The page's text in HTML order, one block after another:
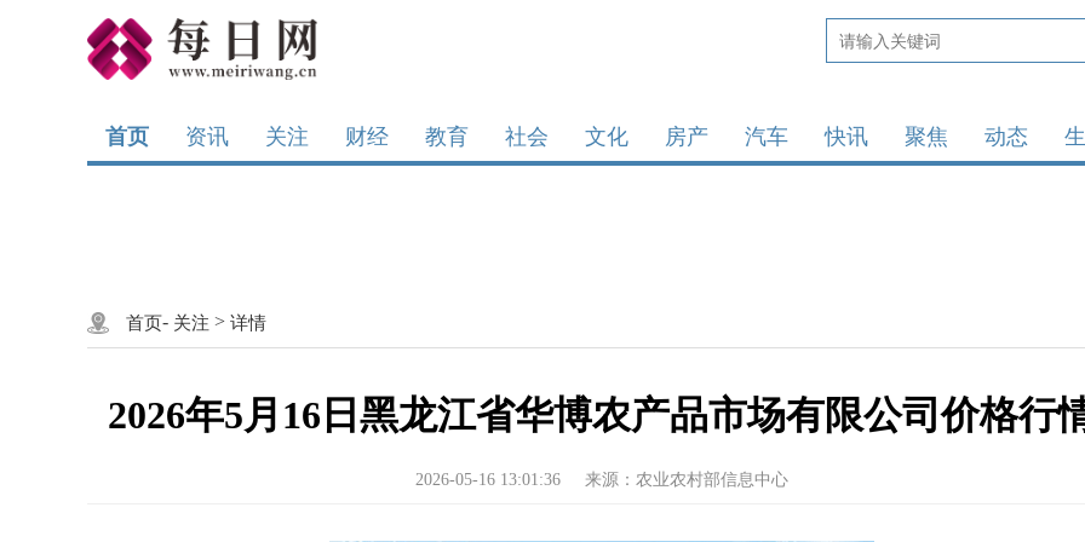
首页 资讯 关注 财经 教育 社会 文化 房产 汽车 快讯 聚焦 动态
首页- 关注 > 详情
2026年5月16日黑龙江省华博农产品市场有限公司价格行
2026-05-16 13:01:36 来源：农业农村部信息中心